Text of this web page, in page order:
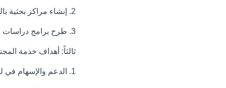
2. إنشاء مراكز بحثية بالكلية تسهم في تطوير البحث العلمي، ودعم الباحثين من أكاديميين وطلاب دراسات عليا، من داخل الجامعة وخارجها.
3. طرح برامج دراسات عليا تركز على الجوانب البحثية لخدمة المجتمع السعودي.
ثالثاً: أهداف خدمة
1. الدعم والإسهام في لجان الجامعة المختلفة مثل لجنة الابتعاث والتدريب، ولجنة المعيدين، والمجلس العلمي وغيرها.